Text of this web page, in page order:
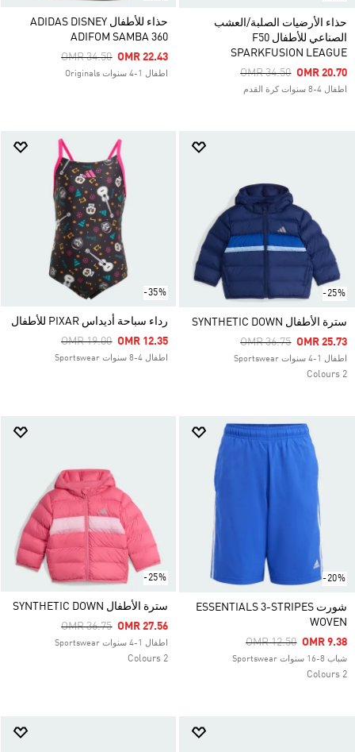
حذاء الأرضيات الصلبة/العشب
الصناعي للأطفال F50
SPARKFUSION LEAGUE
Price Reduced From
OMR 34.50ToOMR 20.70
اطفال 4-8 سنوات كرة القدم
حذاء للأطفال ADIDAS DISNEY
ADIFOM SAMBA 360
Price Reduced From
OMR 34.50ToOMR 22.43
اطفال 1-4 سنوات Originals
-25%
سترة الأطفال SYNTHETIC DOWN
Price Reduced From
OMR 36.75ToOMR 25.73
اطفال 1-4 سنوات Sportswear
2 Colours
-35%
رداء سباحة أديداس PIXAR للأطفال
Price Reduced From
OMR 19.00ToOMR 12.35
اطفال 4-8 سنوات Sportswear
-20%
شورت ESSENTIALS 3-STRIPES
WOVEN
Price Reduced From
OMR 12.50ToOMR 9.38
شباب 8-16 سنوات Sportswear
2 Colours
-25%
سترة الأطفال SYNTHETIC DOWN
Price Reduced From
OMR 36.75ToOMR 27.56
اطفال 1-4 سنوات Sportswear
2 Colours